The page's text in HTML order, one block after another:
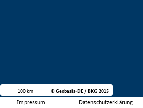
Impressum Datenschutzerklärung
100 km © Geobasis-DE / BKG 2015